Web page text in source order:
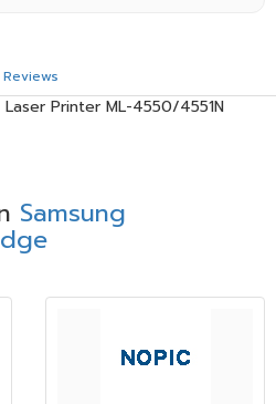
Reviews
Printer ML-4550/4551N
Samsung